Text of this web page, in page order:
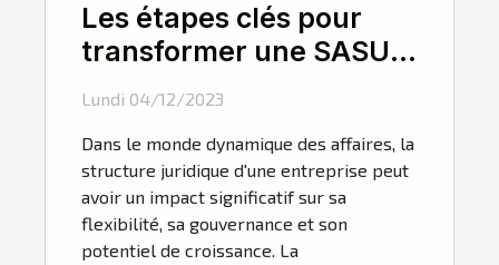
Les étapes clés pour
transformer une SASU
en SAS
Lundi 04/12/2023
Dans le monde dynamique des affaires, la
structure juridique d'une entreprise peut
avoir un impact significatif sur sa
flexibilité, sa gouvernance et son
potentiel de croissance. La